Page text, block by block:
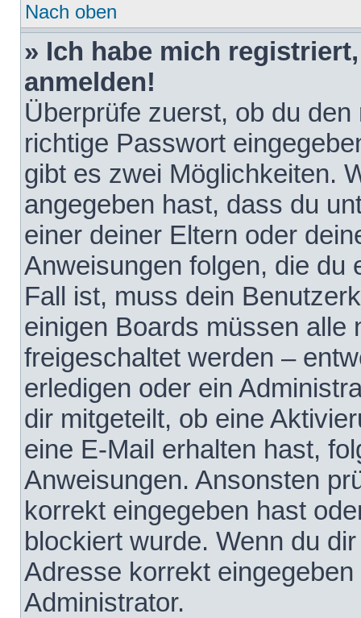
Nach oben
» Ich habe mich
anmelden!
Überprüfe zuerst, ob du
richtige Passwort
gibt es zwei Möglichkeiten.
angegeben hast, dass du
einer deiner Eltern oder
Anweisungen folgen, die du
Fall ist, muss dein
einigen Boards müssen alle
freigeschaltet werden –
erledigen oder ein
dir mitgeteilt, ob eine
eine E-Mail erhalten hast,
Anweisungen. Ansonsten
korrekt eingegeben hast
blockiert wurde. Wenn du
Adresse korrekt
Administrator.